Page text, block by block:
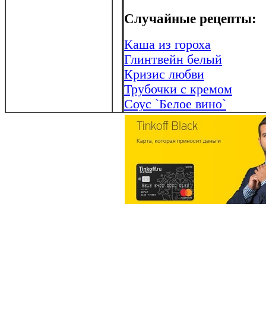
Случайные рецепты:
Каша из гороха
Глинтвейн белый
Кризис любви
Трубочки с кремом
Соус `Белое вино`